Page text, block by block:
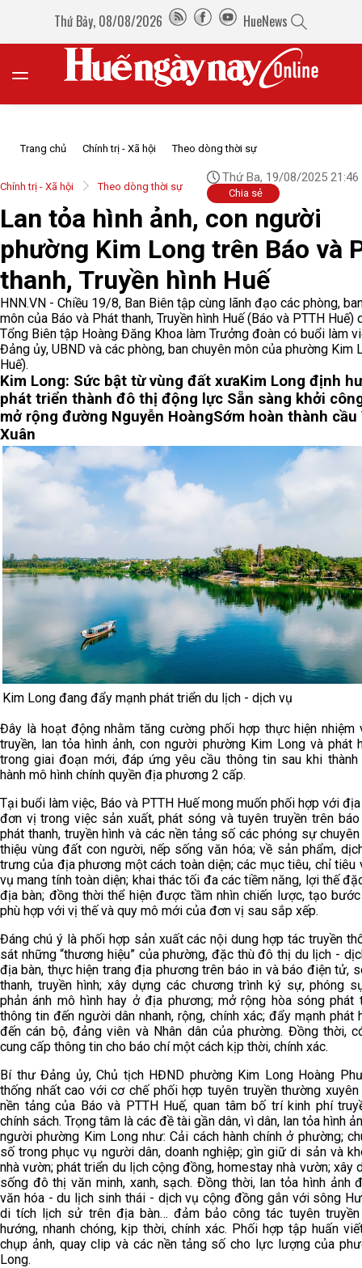
Thứ Bảy, 08/08/2026 HueNews
Trang chủ Chính trị - Xã hội Theo dòng thời sự
Chính trị - Xã hội Theo dòng thời sự
Thứ Ba, 19/08/2025 21:46
Chia sẻ
Lan tỏa hình ảnh, con người
phường Kim Long trên Báo và
thanh, Truyền hình Huế
HNN.VN - Chiều 19/8, Ban Biên tập cùng lãnh đạo các phòng,
môn của Báo và Phát thanh, Truyền hình Huế (Báo và PTTH Huế)
Tổng Biên tập Hoàng Đăng Khoa làm Trưởng đoàn có buổi làm
Đảng ủy, UBND và các phòng, ban chuyên môn của phường Kim
Huế).
Kim Long: Sức bật từ vùng đất xưaKim Long định
phát triển thành đô thị động lực Sẵn sàng khởi
mở rộng đường Nguyễn HoàngSớm hoàn thành cầu
Xuân
Kim Long đang đẩy mạnh phát triển du lịch - dịch vụ
Đây là hoạt động nhằm tăng cường phối hợp thực hiện nhiệm
truyền, lan tỏa hình ảnh, con người phường Kim Long và phát
trong giai đoạn mới, đáp ứng yêu cầu thông tin sau khi thành
hành mô hình chính quyền địa phương 2 cấp.
Tại buổi làm việc, Báo và PTTH Huế mong muốn phối hợp với
đơn vị trong việc sản xuất, phát sóng và tuyên truyền trên
phát thanh, truyền hình và các nền tảng số các phóng sự
thiệu vùng đất con người, nếp sống văn hóa; về sản phẩm,
trưng của địa phương một cách toàn diện; các mục tiêu, chỉ tiêu
vụ mang tính toàn diện; khai thác tối đa các tiềm năng, lợi thế
địa bàn; đồng thời thể hiện được tầm nhìn chiến lược, tạo
phù hợp với vị thế và quy mô mới của đơn vị sau sắp xếp.
Đáng chú ý là phối hợp sản xuất các nội dung hợp tác truyền
sát những “thương hiệu” của phường, đặc thù đô thị du lịch -
địa bàn, thực hiện trang địa phương trên báo in và báo điện tử,
thanh, truyền hình; xây dựng các chương trình ký sự, phóng
phản ánh mô hình hay ở địa phương; mở rộng hòa sóng phát
thông tin đến người dân nhanh, rộng, chính xác; đẩy mạnh phát
đến cán bộ, đảng viên và Nhân dân của phường. Đồng thời,
cung cấp thông tin cho báo chí một cách kịp thời, chính xác.
Bí thư Đảng ủy, Chủ tịch HĐND phường Kim Long Hoàng
thống nhất cao với cơ chế phối hợp tuyên truyền thường
nền tảng của Báo và PTTH Huế, quan tâm bố trí kinh phí
chính sách. Trọng tâm là các đề tài gần dân, vì dân, lan tỏa hình
người phường Kim Long như: Cải cách hành chính ở phường;
số trong phục vụ người dân, doanh nghiệp; gìn giữ di sản và
nhà vườn; phát triển du lịch cộng đồng, homestay nhà vườn; xây
sống đô thị văn minh, xanh, sạch. Đồng thời, lan tỏa hình ảnh
văn hóa - du lịch sinh thái - dịch vụ cộng đồng gắn với sông
di tích lịch sử trên địa bàn… đảm bảo công tác tuyên
hướng, nhanh chóng, kịp thời, chính xác. Phối hợp tập huấn
chụp ảnh, quay clip và các nền tảng số cho lực lượng của
Long.